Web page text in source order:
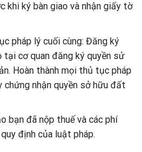
khi ký bàn giao và nhận giấy tờ
pháp lý cuối cùng: Đăng ký
tại cơ quan đăng ký quyền sử
Hoàn thành mọi thủ tục pháp
chứng nhận quyền sở hữu đất
bạn đã nộp thuế và các phí
định của luật pháp.